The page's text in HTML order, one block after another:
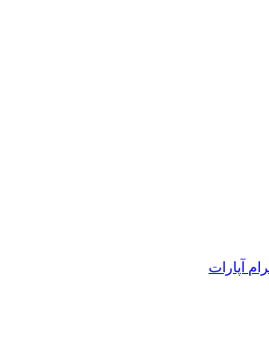
آپارات